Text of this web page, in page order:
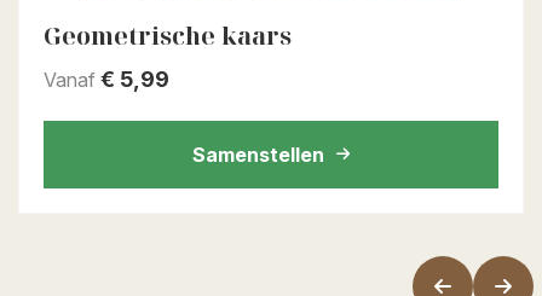
Geometrische kaars
Vanaf € 5,99
Samenstellen